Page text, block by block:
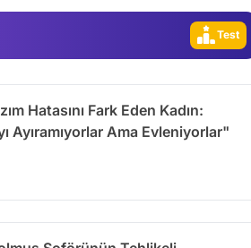
Gündem
Test
Hatasını Fark Eden Kadın:
Ayıramıyorlar Ama Evleniyorlar"